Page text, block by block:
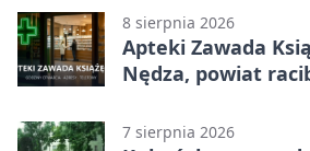
8 sierpnia 2026
Apteki Zawada
Nędza, powiat
7 sierpnia 2026